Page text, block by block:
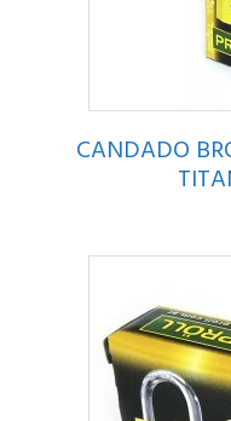
CANDADO